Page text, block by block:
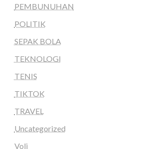
PEMBUNUHAN
POLITIK
SEPAK BOLA
TEKNOLOGI
TENIS
TIKTOK
TRAVEL
Uncategorized
Voli